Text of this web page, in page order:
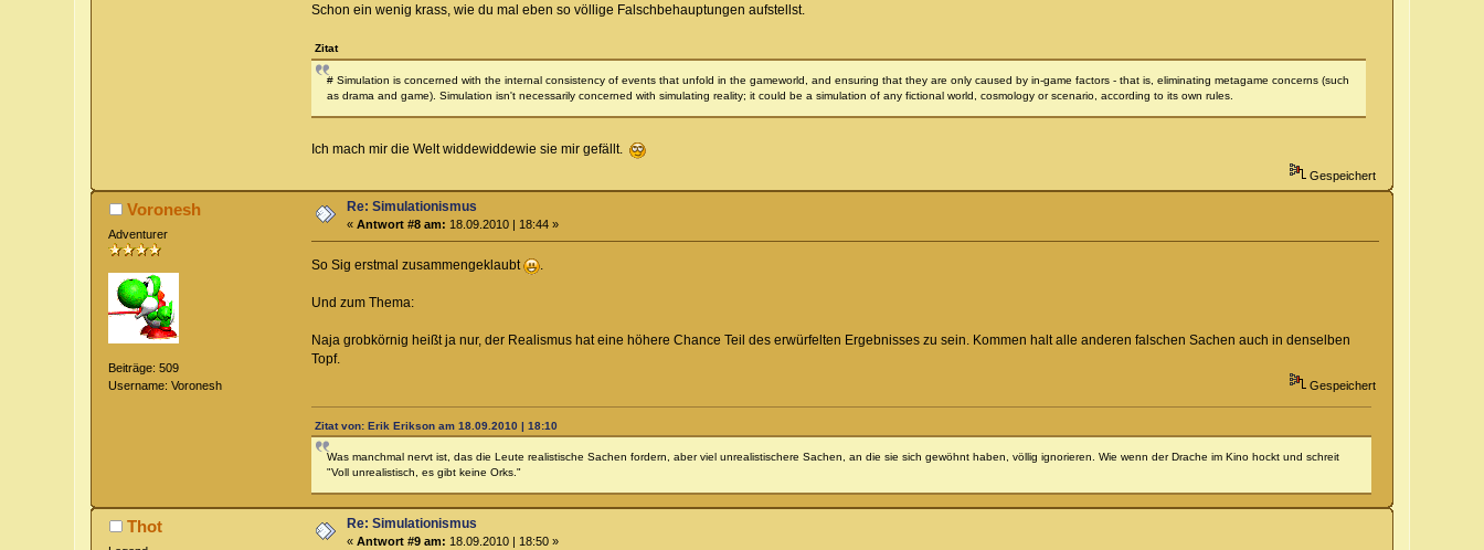
Schon ein wenig krass, wie du mal eben so völlige Falschbehauptungen aufstellst.
Zitat
# Simulation is concerned with the internal consistency of events that unfold in the gameworld, and ensuring that they are only caused by in-game factors - that is, eliminating metagame concerns (such
as drama and game). Simulation isn't necessarily concerned with simulating reality; it could be a simulation of any fictional world, cosmology or scenario, according to its own rules.
Ich mach mir die Welt widdewiddewie sie mir gefällt.
Gespeichert
Voronesh
Adventurer
Beiträge: 509
Username: Voronesh
Re: Simulationismus
«Antwort #8 am: 18.09.2010 | 18:44 »
So Sig erstmal zusammengeklaubt .
Und zum Thema:
Naja grobkörnig heißt ja nur, der Realismus hat eine höhere Chance Teil des erwürfelten Ergebnisses zu sein. Kommen halt alle anderen falschen Sachen auch in denselben
Topf.
Gespeichert
Zitat von: Erik Erikson am 18.09.2010 | 18:10
Was manchmal nervt ist, das die Leute realistische Sachen fordern, aber viel unrealistischere Sachen, an die sie sich gewöhnt haben, völlig ignorieren. Wie wenn der Drache im Kino hockt und schreit
"Voll unrealistisch, es gibt keine Orks."
Thot Re: Simulationismus
«Antwort #9 am: 18.09.2010 | 18:50 »